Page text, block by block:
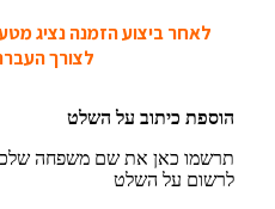
לאחר ביצוע הזמנה נציג
לצורך
הוספת כיתוב על השלט
תרשמו כאן את שם משפחה
לרשום על השלט